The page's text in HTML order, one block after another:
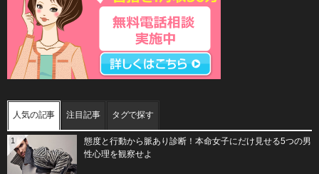
人気の記事 注目記事 タグで探す
態度と行動から脈あり診断！本命女子にだけ見せる5つの男
性心理を観察せよ
1